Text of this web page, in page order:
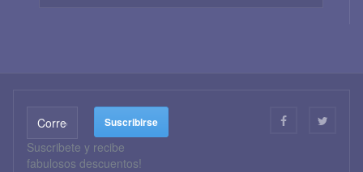
Suscribete y recibe
fabulosos descuentos!